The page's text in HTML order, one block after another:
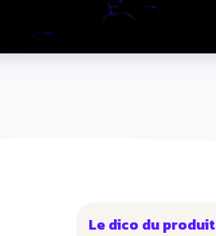
Le dico du produit